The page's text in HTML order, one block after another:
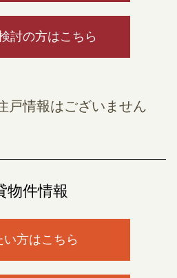
討の方はこちら
戸情報はございません
物件情報
い方はこちら